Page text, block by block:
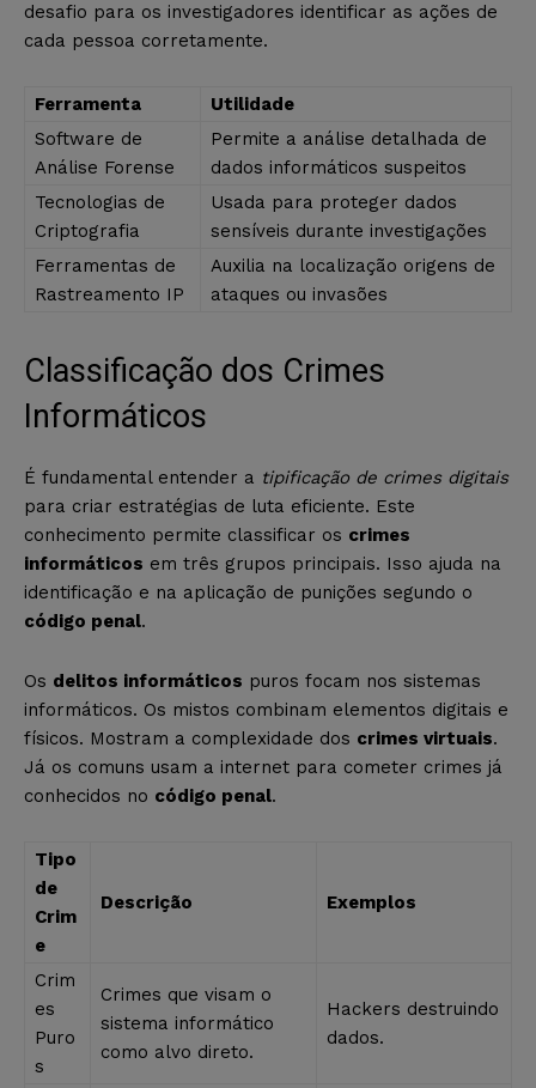
desafio para os investigadores identificar as ações de
cada pessoa corretamente.
Ferramenta
Utilidade
Software de
Análise Forense
Permite a análise detalhada de
dados informáticos suspeitos
Tecnologias de
Criptografia
Usada para proteger dados
sensíveis durante investigações
Ferramentas de
Rastreamento IP
Auxilia na localização origens de
ataques ou invasões
Classificação dos Crimes
Informáticos
É fundamental entender a tipificação de crimes digitais
para criar estratégias de luta eficiente. Este
conhecimento permite classificar os crimes
informáticos em três grupos principais. Isso ajuda na
identificação e na aplicação de punições segundo o
código penal.
Os delitos informáticos puros focam nos sistemas
informáticos. Os mistos combinam elementos digitais e
físicos. Mostram a complexidade dos crimes virtuais.
Já os comuns usam a internet para cometer crimes já
conhecidos no código penal.
Tipo
de
Crim
e
Descrição Exemplos
Crim
es
Puro
s
Crimes que visam o
sistema informático
como alvo direto.
Hackers destruindo
dados.